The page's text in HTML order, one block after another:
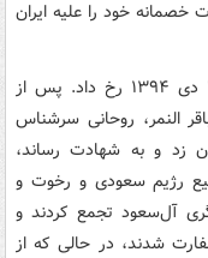
خود را علیه ایران
ماجرای سفارت عربستان در تهران شامگاه ۱۲ دی ۱۳۹۴ رخ داد. پس از
النمر، روحانی سرشناس
زد و به شهادت رساند،
رژیم سعودی و رخوت و
آل‌سعود تجمع کردند و
شدند، در حالی که از